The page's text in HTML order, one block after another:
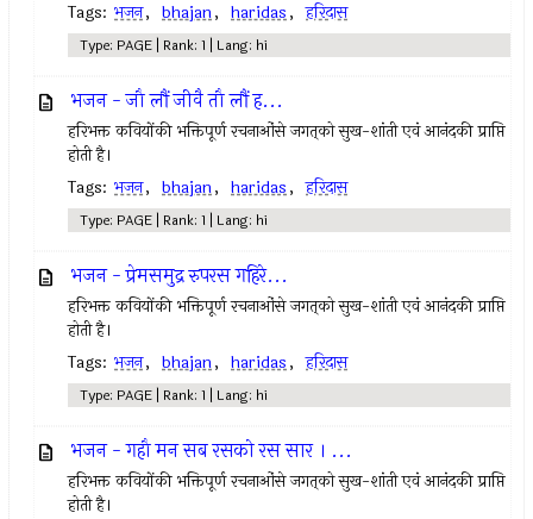
Tags: भजन, bhajan, haridas, हरिदास
Type: PAGE | Rank: 1 | Lang: hi
भजन - जौ लौं जीवै तौ लौं ह...
हरिभक्त कवियोंकी भक्तिपूर्ण रचनाओंसे जगत्‌को सुख-शांती एवं आनंदकी प्राप्ति
होती है।
Tags: भजन, bhajan, haridas, हरिदास
Type: PAGE | Rank: 1 | Lang: hi
भजन - प्रेमसमुद्र रुपरस गहिरे...
हरिभक्त कवियोंकी भक्तिपूर्ण रचनाओंसे जगत्‌को सुख-शांती एवं आनंदकी प्राप्ति
होती है।
Tags: भजन, bhajan, haridas, हरिदास
Type: PAGE | Rank: 1 | Lang: hi
भजन - गहौ मन सब रसको रस सार । ...
हरिभक्त कवियोंकी भक्तिपूर्ण रचनाओंसे जगत्‌को सुख-शांती एवं आनंदकी प्राप्ति
होती है।